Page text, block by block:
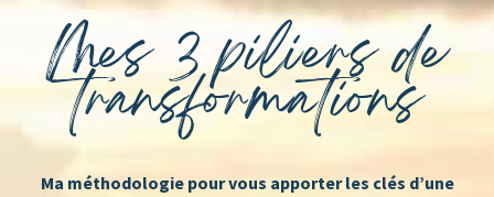
Mes 3 piliers de
transformations
Ma méthodologie pour vous apporter les clés d’une